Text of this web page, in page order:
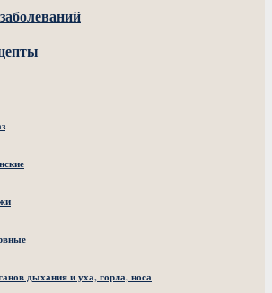
дыхания и уха, горла, носа